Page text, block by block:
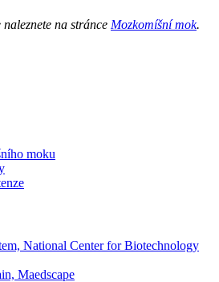
na stránce Mozkomíšní mok.
moku
National Center for Biotechnology
Maedscape